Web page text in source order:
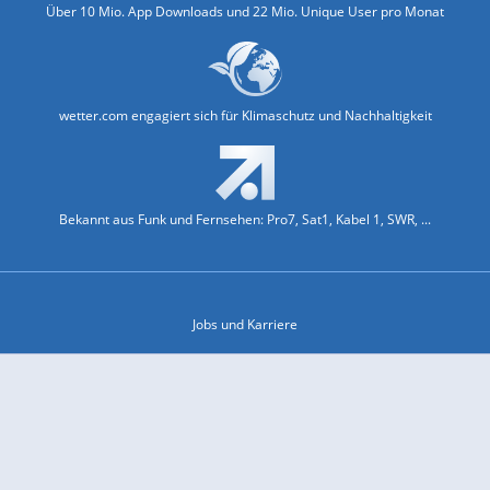
Über 10 Mio. App Downloads und 22 Mio. Unique User pro Monat
wetter.com engagiert sich für Klimaschutz und Nachhaltigkeit
Bekannt aus Funk und Fernsehen: Pro7, Sat1, Kabel 1, SWR, ...
Jobs und Karriere